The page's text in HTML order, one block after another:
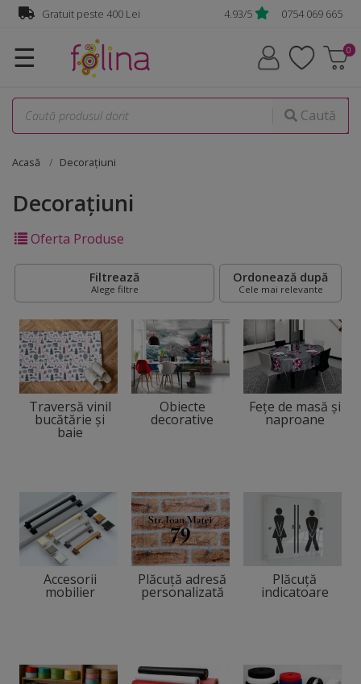
Gratuit peste 400 Lei 4.93/5 0754 069 665
☰
Caută
Acasă Decorațiuni
Decorațiuni
Oferta Produse
Filtrează
Alege filtre
Ordonează după
Cele mai relevante
Traversă vinil
bucătărie și
baie
Obiecte
decorative
Fețe de masă și
naproane
Accesorii
mobilier
Plăcuţă adresă
personalizată
Plăcuță
indicatoare